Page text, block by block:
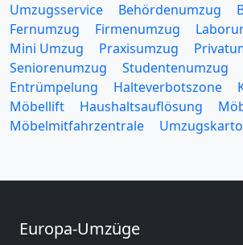
Umzugsservice Behördenumzug
Fernumzug
Firmenumzug
Mini Umzug
Praxisumzug
Seniorenumzug
Studentenumzug
Entrümpelung
Halteverbotszone
Möbellift
Haushaltsauflösung
Möbelmitfahrzentrale
Europa-Umzüge